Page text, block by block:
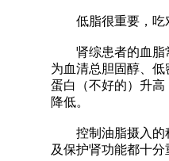
低脂很重要，吃
肾综患者的血脂
为血清总胆固醇、
蛋白（不好的）升高
降低。
控制油脂摄入的
及保护肾功能都十分